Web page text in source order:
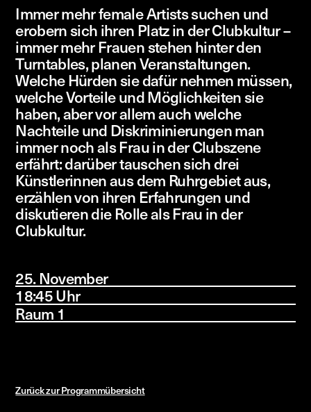
Immer mehr female Artists suchen und
erobern sich ihren Platz in der Clubkultur –
immer mehr Frauen stehen hinter den
Turntables, planen Veranstaltungen.
Welche Hürden sie dafür nehmen müssen,
welche Vorteile und Möglichkeiten sie
haben, aber vor allem auch welche
Nachteile und Diskriminierungen man
immer noch als Frau in der Clubszene
erfährt: darüber tauschen sich drei
Künstlerinnen aus dem Ruhrgebiet aus,
erzählen von ihren Erfahrungen und
diskutieren die Rolle als Frau in der
Clubkultur.
25. November
18:45 Uhr
Raum 1
Zurück zur Programmübersicht